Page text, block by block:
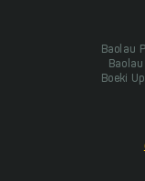
Baolau
Boeki